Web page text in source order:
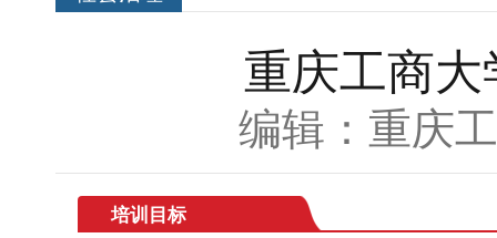
重庆工商
编辑：重庆
培训目标